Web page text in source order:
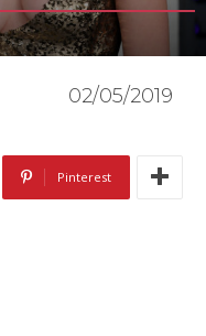
02/05/2019
Pinterest